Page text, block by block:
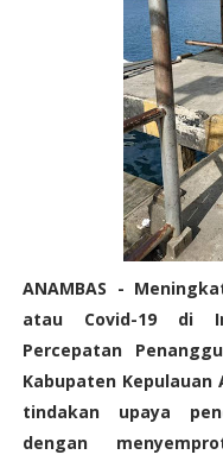
ANAMBAS -
atau Covid-19 di
Percepatan
Kabupaten Kepulauan
tindakan upaya
dengan